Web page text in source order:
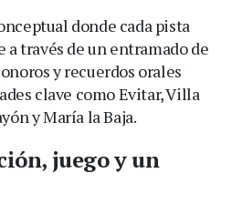
donde cada pista
través de un entramado de
y recuerdos orales
clave como Evitar, Villa
y María la Baja.
juego y un